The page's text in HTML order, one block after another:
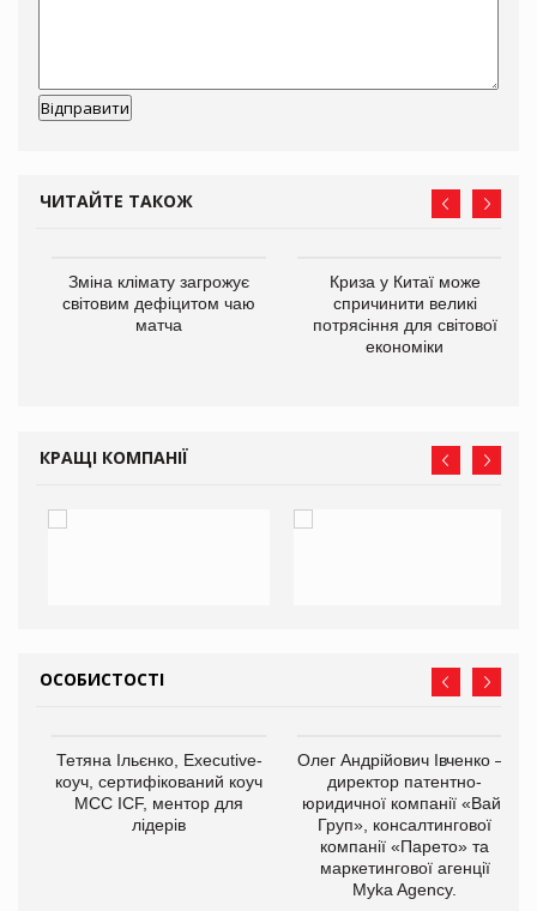
ЧИТАЙТЕ ТАКОЖ
Зміна клімату загрожує
світовим дефіцитом чаю
матча
Криза у Китаї може
спричинити великі
потрясіння для світової
економіки
КРАЩІ КОМПАНІЇ
ОСОБИСТОСТІ
Тетяна Ільєнко, Executive-
коуч, сертифікований коуч
МСС ICF, ментор для
лідерів
Олег Андрійович Івченко —
директор патентно-
юридичної компанії «Вайз
Груп», консалтингової
компанії «Парето» та
маркетингової агенції
Myka Agency.